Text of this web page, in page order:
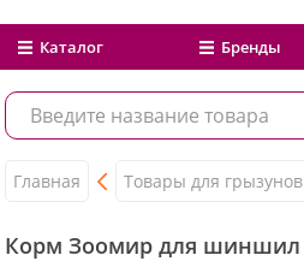
Каталог Бренды
Главная Товары для грызунов
Корм Зоомир для шиншил